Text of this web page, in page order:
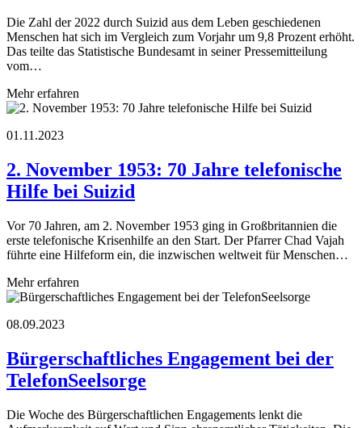
Die Zahl der 2022 durch Suizid aus dem Leben geschiedenen
Menschen hat sich im Vergleich zum Vorjahr um 9,8 Prozent erhöht.
Das teilte das Statistische Bundesamt in seiner Pressemitteilung
vom…
Mehr erfahren
01.11.2023
2. November 1953: 70 Jahre telefonische
Hilfe bei Suizid
Vor 70 Jahren, am 2. November 1953 ging in Großbritannien die
erste telefonische Krisenhilfe an den Start. Der Pfarrer Chad Vajah
führte eine Hilfeform ein, die inzwischen weltweit für Menschen…
Mehr erfahren
08.09.2023
Bürgerschaftliches Engagement bei der
TelefonSeelsorge
Die Woche des Bürgerschaftlichen Engagements lenkt die